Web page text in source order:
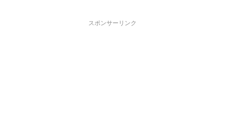
スポンサーリンク